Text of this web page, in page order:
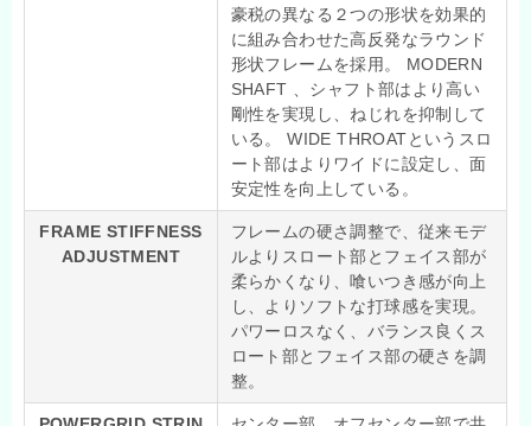
豪税の異なる２つの形状を効果的
に組み合わせた高反発なラウンド
形状フレームを採用。 MODERN
SHAFT 、シャフト部はより高い
剛性を実現し、ねじれを抑制して
いる。 WIDE THROATというスロ
ート部はよりワイドに設定し、面
安定性を向上している。
FRAME STIFFNESS
ADJUSTMENT
フレームの硬さ調整で、従来モデ
ルよりスロート部とフェイス部が
柔らかくなり、喰いつき感が向上
し、よりソフトな打球感を実現。
パワーロスなく、バランス良くス
ロート部とフェイス部の硬さを調
整。